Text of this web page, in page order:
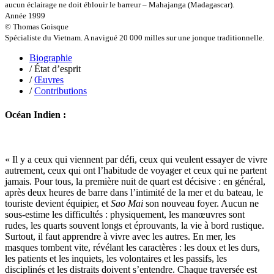
Luzzatto-Béjanin Béatrice
Marcel Patrick
Marthaler Claude
Mathieu Sandra
Miollis Bertrand de
Mittelette Eddie
Monchaud Morgan
Moullec Christian
Nicolas Philippe
Niveau Stéphane
Noacco Cristina
Nobili Johanna
Nodet Mariette
Nodet Philippe
Ollivier-Henry Jocelyne
Olmedo Éric
Pacquier Thierry
Pajetnov Valentin
Pastureau Jean
aucun éclairage ne doit éblouir le barreur – Mahajanga (Madagascar).
Année 1999
© Thomas Goisque
Spécialiste du Vietnam. A navigué 20 000 milles sur une jonque traditionnelle.
Biographie
/ État d’esprit
/Œuvres
/Contributions
Océan Indien :
« Il y a ceux qui viennent par défi, ceux qui veulent essayer de vivre
autrement, ceux qui ont l’habitude de voyager et ceux qui ne partent
jamais. Pour tous, la première nuit de quart est décisive : en général,
après deux heures de barre dans l’intimité de la mer et du bateau, le
touriste devient équipier, etSao Mai son nouveau foyer. Aucun ne
sous-estime les difficultés : physiquement, les manœuvres sont
rudes, les quarts souvent longs et éprouvants, la vie à bord rustique.
Surtout, il faut apprendre à vivre avec les autres. En mer, les
masques tombent vite, révélant les caractères : les doux et les durs,
les patients et les inquiets, les volontaires et les passifs, les
disciplinés et les distraits doivent s’entendre. Chaque traversée est